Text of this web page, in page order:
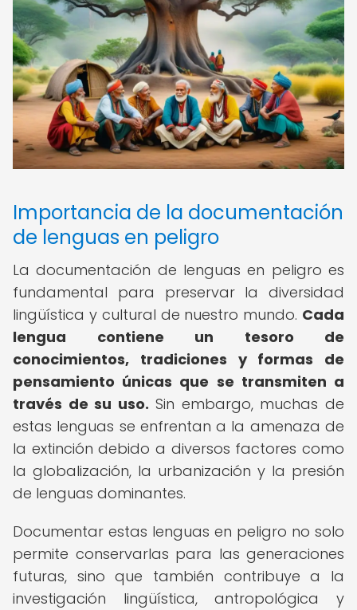
Importancia de la documentación
de lenguas en peligro
La documentación de lenguas en peligro es
fundamental para preservar la diversidad
lingüística y cultural de nuestro mundo. Cada
lengua contiene un tesoro de
conocimientos, tradiciones y formas de
pensamiento únicas que se transmiten a
través de su uso. Sin embargo, muchas de
estas lenguas se enfrentan a la amenaza de
la extinción debido a diversos factores como
la globalización, la urbanización y la presión
de lenguas dominantes.
Documentar estas lenguas en peligro no solo
permite conservarlas para las generaciones
futuras, sino que también contribuye a la
investigación lingüística, antropológica y